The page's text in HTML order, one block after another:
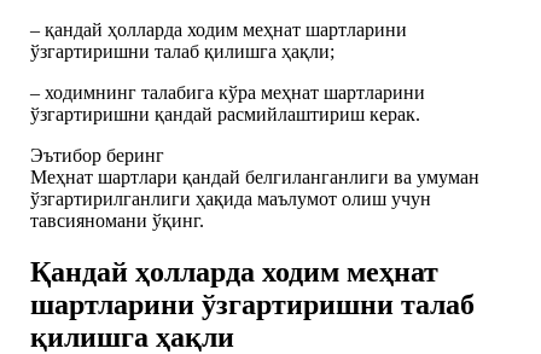
– қандай ҳолларда ходим меҳнат шартларини
ўзгартиришни талаб қилишга ҳақли;
– ходимнинг талабига кўра меҳнат шартларини
ўзгартиришни қандай расмийлаштириш керак.
Эътибор беринг
Меҳнат шартлари қандай белгиланганлиги ва умуман
ўзгартирилганлиги ҳақида маълумот олиш учун
тавсияномани ўқинг.
Қандай ҳолларда ходим меҳнат
шартларини ўзгартиришни талаб
қилишга ҳақли